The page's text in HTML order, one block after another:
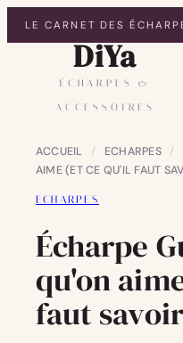
DiYa
ÉCHARPES &
ACCESSOIRES
ACCUEIL / ECHARPES /
AIME (ET CE QU'IL FAUT
ECHARPES
Écharpe
qu'on
faut